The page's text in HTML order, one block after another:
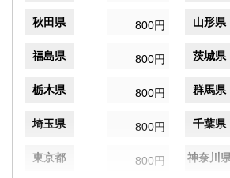
秋田県 800円 山形県
福島県 800円 茨城県
栃木県 800円 群馬県
埼玉県 800円 千葉県
東京都 800円 神奈川